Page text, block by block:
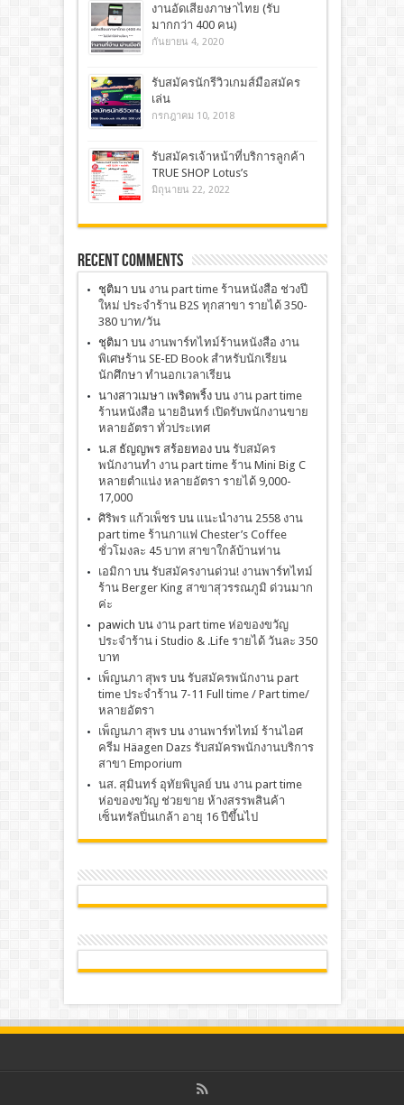
งานอัดเสียงภาษาไทย (รับ
มากกว่า 400 คน)
กันยายน 4, 2020
รับสมัครนักรีวิวเกมส์มือสมัคร
เล่น
กรกฎาคม 10, 2018
รับสมัครเจ้าหน้าที่บริการลูกค้า
TRUE SHOP Lotus’s
มิถุนายน 22, 2022
Recent Comments
ชุติมา บน งาน part time ร้านหนังสือ ช่วงปี
ใหม่ ประจำร้าน B2S ทุกสาขา รายได้ 350-
380 บาท/วัน
ชุติมา บน งานพาร์ทไทม์ร้านหนังสือ งาน
พิเศษร้าน SE-ED Book สำหรับนักเรียน
นักศึกษา ทำนอกเวลาเรียน
นางสาวเมษา เพริดพริ้งบน งาน part time
ร้านหนังสือ นายอินทร์ เปิดรับพนักงานขาย
หลายอัตรา ทั่วประเทศ
น.ส ธัญญพร สร้อยทองบน รับสมัคร
พนักงานทำ งาน part time ร้าน Mini Big C
หลายตำแน่ง หลายอัตรา รายได้ 9,000-
17,000
ศิริพร แก้วเพ็ชรบน เเนะนำงาน 2558 งาน
part time ร้านกาแฟ Chester’s Coffee
ชั่วโมงละ 45 บาท สาขาใกล้บ้านท่าน
เอมิกา บน รับสมัครงานด่วน! งานพาร์ทไทม์
ร้าน Berger King สาขาสุวรรณภูมิ ด่วนมาก
ค่ะ
pawich บน งาน part time ห่อของขวัญ
ประจำร้าน i Studio & .Life รายได้ วันละ 350
บาท
เพ็ญนภา สุพรบน รับสมัครพนักงาน part
time ประจำร้าน 7-11 Full time / Part time/
หลายอัตรา
เพ็ญนภา สุพรบน งานพาร์ทไทม์ ร้านไอศ
ครีม Häagen Dazs รับสมัครพนักงานบริการ
สาขา Emporium
นส. สุมินทร์ อุทัยพิบูลย์ บน งาน part time
ห่อของขวัญ ช่วยขาย ห้างสรรพสินค้า
เซ็นทรัลปิ่นเกล้า อายุ 16 ปีขึ้นไป